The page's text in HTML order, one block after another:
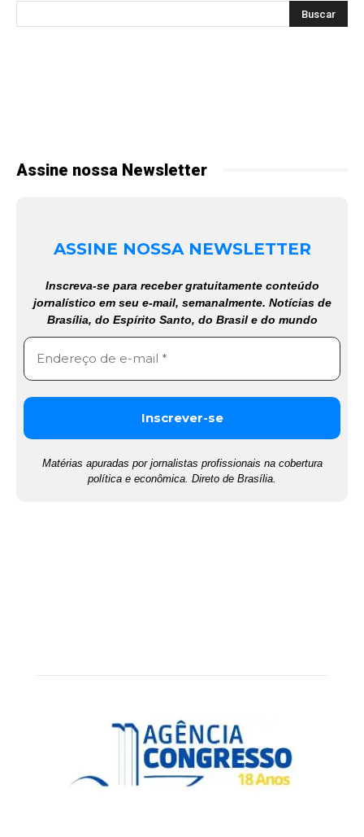
Assine nossa Newsletter
ASSINE NOSSA NEWSLETTER
Inscreva-se para receber gratuitamente conteúdo
jornalístico em seu e-mail, semanalmente. Notícias de
Brasília, do Espírito Santo, do Brasil e do mundo
Matérias apuradas por jornalistas profissionais na cobertura
política e econômica. Direto de Brasília.